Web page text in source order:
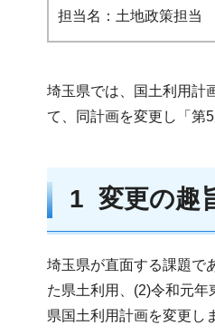
担当名：土地政策担当
埼玉県では、国土利用計
て、同計画を変更し「第
1 変更の趣
埼玉県が直面する課題で
た県土利用、(2)令和元
県国土利用計画を変更し